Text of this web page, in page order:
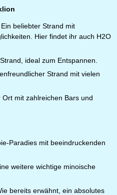
Ein beliebter Strand mit
Hier findet ihr auch H2O
ideal zum Entspannen.
Strand mit vielen
Ort mit zahlreichen Bars und
Paradies mit beeindruckenden
weitere wichtige minoische
bereits erwähnt, ein absolutes